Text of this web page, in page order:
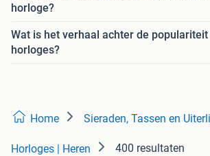
horloge?
Wat is het verhaal achter de
horloges?
Home Sieraden, Tassen en
Horloges | Heren 400 resultaten